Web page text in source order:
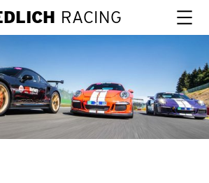
RACING